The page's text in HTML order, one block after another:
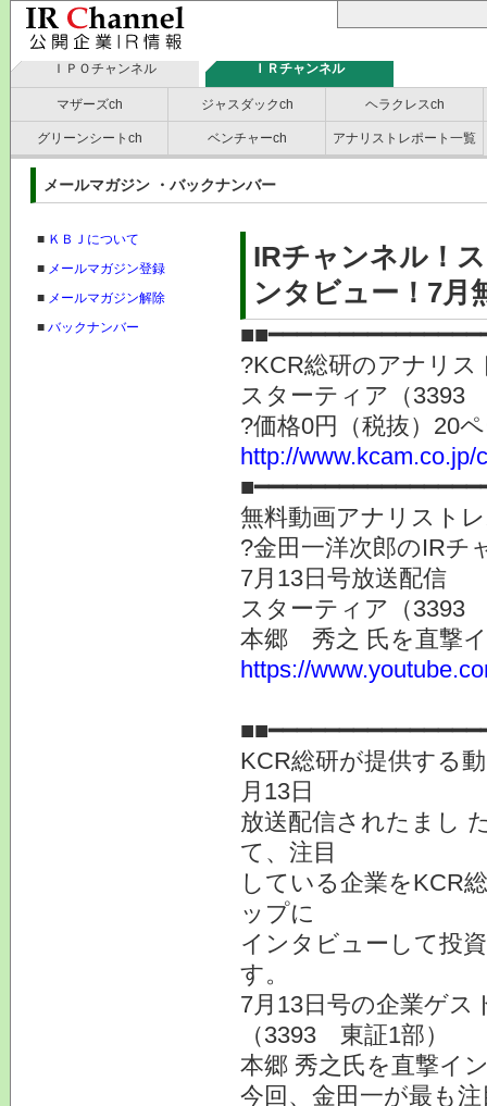
ＩＰＯチャンネル ＩＲチャンネル
マザーズch ジャスダックch ヘラクレスch
グリーンシートch ベンチャーch アナリストレポート一覧
メールマガジン ・バックナンバー
■ ＫＢＪについて
■ メールマガジン登録
■ メールマガジン解除
■ バックナンバー
IRチャンネル！
ンタビュー！7月
?KCR総研のアナリ
スターティア（3393
?価格0円（税抜）20
http://www.kcam.co.jp/
無料動画アナリスト
?金田一洋次郎のIR
7月13日号放送配信
スターティア（3393
本郷 秀之 氏を直撃
https://
KCR総研が提供する
月13日
放送配信されたまし
て、注目
している企業をKCR
ップに
インタビューして投
す。
7月13日号の企業ゲス
（3393 東証1部）
本郷 秀之氏を直撃イ
今回、金田一が最も